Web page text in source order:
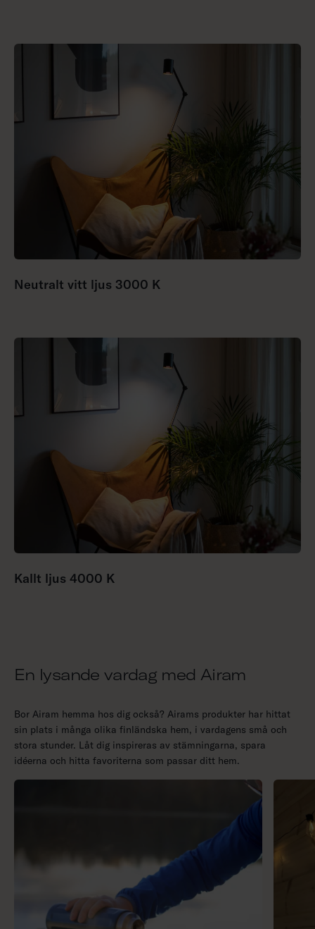
Neutralt vitt ljus 3000 K
Kallt ljus 4000 K
En lysande vardag med Airam
Bor Airam hemma hos dig också? Airams produkter har hittat
sin plats i många olika finländska hem, i vardagens små och
stora stunder. Låt dig inspireras av stämningarna, spara
idéerna och hitta favoriterna som passar ditt hem.